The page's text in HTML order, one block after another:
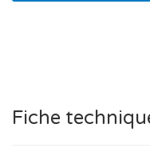
Fiche